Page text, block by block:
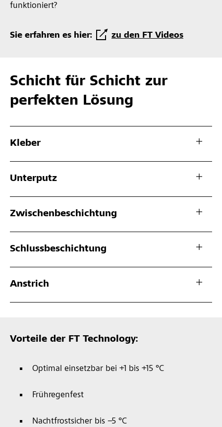
funktioniert?
Sie erfahren es hier: zu den FT Videos
Schicht für Schicht zur
perfekten Lösung
Kleber
Unterputz
Zwischenbeschichtung
Schlussbeschichtung
Anstrich
Vorteile der FT Technology:
Optimal einsetzbar bei +1 bis +15 °C
Frühregenfest
Nachtfrostsicher bis –5 °C